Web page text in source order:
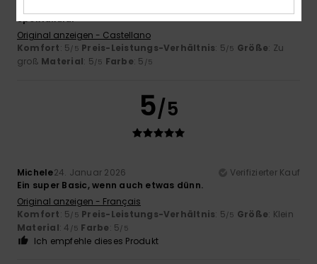
Spektakulär
Original anzeigen - Castellano
Komfort: 5/5 Preis-Leistungs-Verhältnis: 5/5 Größe: Zu
groß Material: 5/5 Farbe: 5 /5
5/5
Michele24. Januar 2026
Verifizierter Kauf
Ein super Basic, wenn auch etwas dünn.
Original anzeigen - Français
Komfort: 5/5 Preis-Leistungs-Verhältnis: 5/5 Größe: Klein
Material: 4 /5 Farbe: 5/5
Ich empfehle dieses Produkt